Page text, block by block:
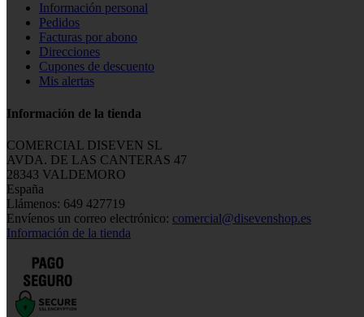
Información personal
Pedidos
Facturas por abono
Direcciones
Cupones de descuento
Mis alertas
Información de la tienda
COMERCIAL DISEVEN SL
AVDA. DE LAS CANTERAS 47
28343 VALDEMORO
España
Llámenos: 649 427719
Envíenos un correo electrónico: comercial@disevenshop.es
Información de la tienda